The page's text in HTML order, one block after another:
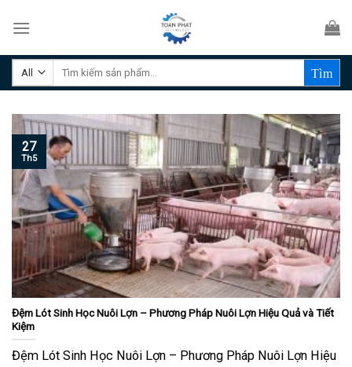
Tìm
Đệm Lót Sinh Học Nuôi Lợn – Phương Pháp Nuôi Lợn Hiệu Quả và Tiết
Kiệm
Đệm Lót Sinh Học Nuôi Lợn – Phương Pháp Nuôi Lợn Hiệu
27
Th5